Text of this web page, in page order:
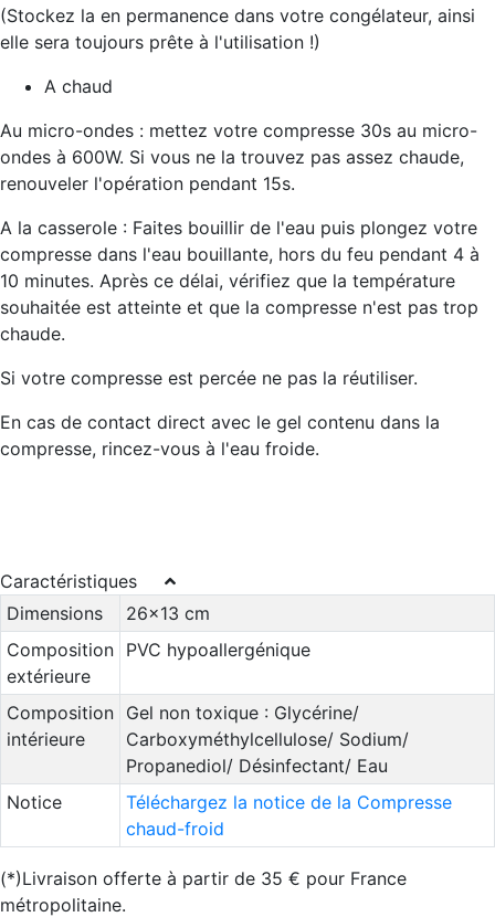
(Stockez la en permanence dans votre congélateur, ainsi
elle sera toujours prête à l'utilisation !)
A chaud
Au micro-ondes : mettez votre compresse 30s au micro-
ondes à 600W. Si vous ne la trouvez pas assez chaude,
renouveler l'opération pendant 15s.
A la casserole : Faites bouillir de l'eau puis plongez votre
compresse dans l'eau bouillante, hors du feu pendant 4 à
10 minutes. Après ce délai, vérifiez que la température
souhaitée est atteinte et que la compresse n'est pas trop
chaude.
Si votre compresse est percée ne pas la réutiliser.
En cas de contact direct avec le gel contenu dans la
compresse, rincez-vous à l'eau froide.
Caractéristiques
Dimensions
26x13 cm
Composition
extérieure
PVC hypoallergénique
Composition
intérieure
Gel non toxique : Glycérine/
Carboxyméthylcellulose/ Sodium/
Propanediol/ Désinfectant/ Eau
Notice
Téléchargez la notice de la Compresse
chaud-froid
(*)Livraison offerte à partir de 35 € pour France
métropolitaine.